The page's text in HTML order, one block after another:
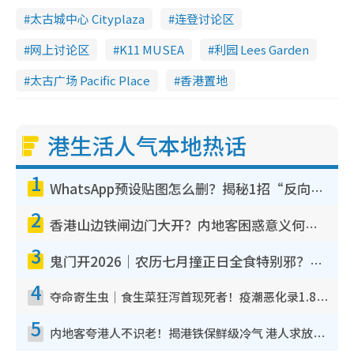
太古城中心 Cityplaza
连登讨论区
网上讨论区
K11 MUSEA
利园 Lees Garden
太古广场 Pacific Place
香港置地
港生活人气本地热话
1 WhatsApp预设贴图怎么删？揭秘1招“反向操作”还原简洁界面 附3步实测教程
2 香港山边铁闸边门大开？内地客困惑意义何在！网友神回复：这种叫法理性防御
3 鬼门开2026｜农历七月撞正日全食特别邪？专家警告切忌做一事！揭4大禁忌+2招保平安
4 夺命寄生虫｜食生菜狂泻首现死者！疫潮恶化录1.8万宗病例 揭洗菜3大谬误
5 内地客夸港人不识老！揭港铁保鲜级冷气 港人求放过：别投诉